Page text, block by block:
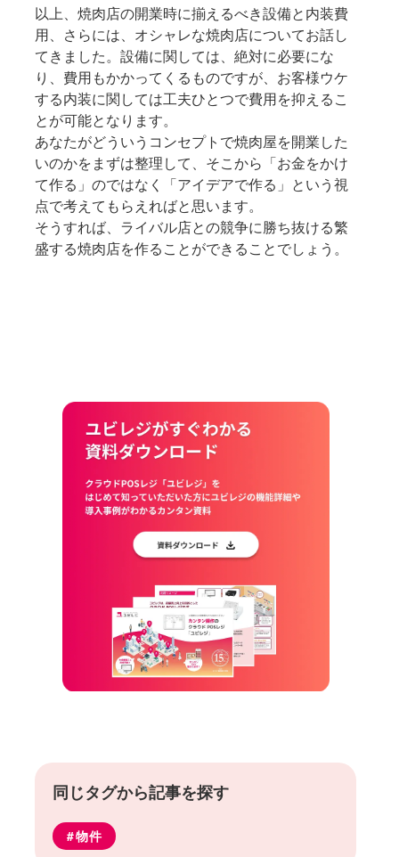
以上、焼肉店の開業時に揃えるべき設備と内装費
用、さらには、オシャレな焼肉店についてお話し
てきました。設備に関しては、絶対に必要にな
り、費用もかかってくるものですが、お客様ウケ
する内装に関しては工夫ひとつで費用を抑えるこ
とが可能となります。
あなたがどういうコンセプトで焼肉屋を開業した
いのかをまずは整理して、そこから「お金をかけ
て作る」のではなく「アイデアで作る」という視
点で考えてもらえればと思います。
そうすれば、ライバル店との競争に勝ち抜ける繁
盛する焼肉店を作ることができることでしょう。
同じタグから記事を探す
物件